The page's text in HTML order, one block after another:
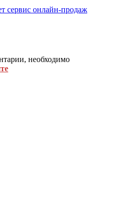
сервис онлайн-продаж
необходимо